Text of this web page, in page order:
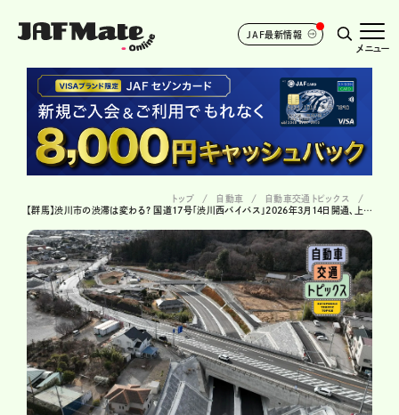
JAF最新情報
メニュー
トップ 自動車
自動車交通トピックス
【群馬】渋川市の渋滞は変わる? 国道17号「渋川西バイパス」2026年3月14日開通、上信自動車道ネットワーク強化